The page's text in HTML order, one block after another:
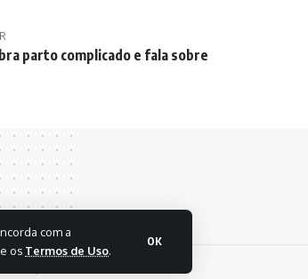
com a
e os Termos de Uso.
OK
parto complicado e fala sobre